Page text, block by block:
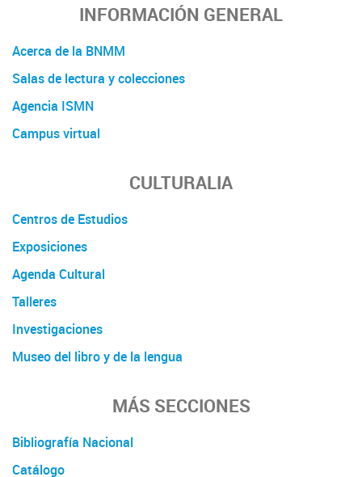
INFORMACIÓN GENERAL
Acerca de la BNMM
Salas de lectura y colecciones
Agencia ISMN
Campus virtual
CULTURALIA
Centros de Estudios
Exposiciones
Agenda Cultural
Talleres
Investigaciones
Museo del libro y de la lengua
MÁS SECCIONES
Bibliografía Nacional
Catálogo